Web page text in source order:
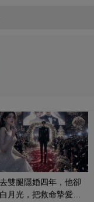
雙腿隱婚四年，他卻
月光，把救命摯愛當